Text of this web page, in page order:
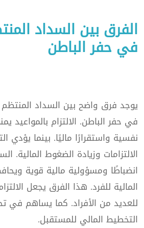
الفرق بين السداد
في حفر الباطن
يوجد فرق واضح بين السداد المنتظم
في حفر الباطن. الالتزام بالمواعيد
نفسية واستقرارًا ماليًا. بينما يؤدي
الالتزامات وزيادة الضغوط المالية.
انضباطًا ومسؤولية مالية قوية
المالية للفرد. هذا الفرق يجعل
للعديد من الأفراد. كما يساهم في
التخطيط المالي للمستقبل.